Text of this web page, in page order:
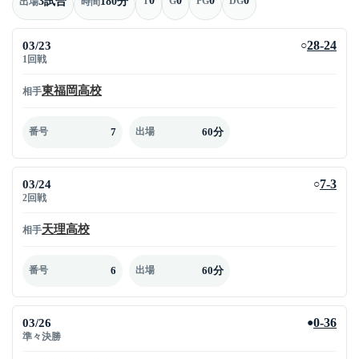
03/23
1回戦
○28-24
相手東福岡高校
番号 7 出場 60分
03/24
2回戦
○7-3
相手天理高校
番号 6 出場 60分
03/26
準々決勝
●0-36